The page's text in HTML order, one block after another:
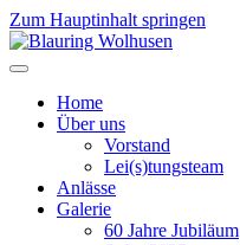
Zum Hauptinhalt springen
Home
Über uns
Vorstand
Lei(s)tungsteam
Anlässe
Galerie
60 Jahre Jubiläum